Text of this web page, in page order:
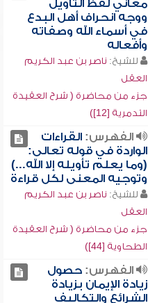
معاني لفظ التأويل
ووجه انحراف أهل البدع
في أسماء الله وصفاته
وأفعاله
للشيخ: ناصر بن عبد الكريم
العقل
جزء من محاضرة ( شرح العقيدة
التدمرية [12])
الفهرس:القراءات
الواردة في قوله تعالى:
(وما يعلم تأويله إلا الله...)
وتوجيه المعنى لكل قراءة
للشيخ: ناصر بن عبد الكريم
العقل
جزء من محاضرة ( شرح العقيدة
الطحاوية [44])
الفهرس:حصول
زيادة الإيمان بزيادة
الشرائع والتكاليف